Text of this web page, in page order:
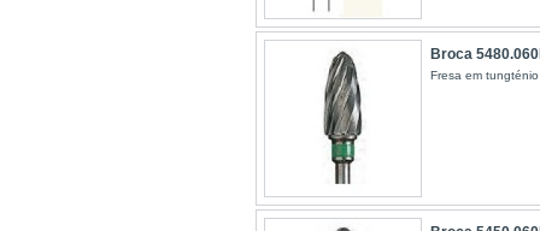
Broca
Fresa em